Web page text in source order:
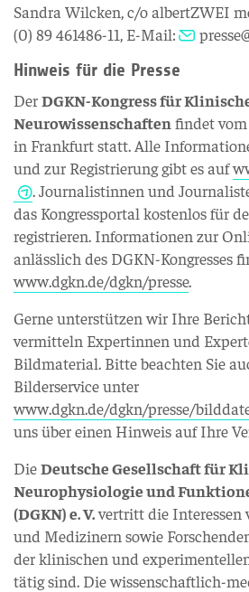
Sandra Wilcken, c/o albertZWEI
(0) 89 461486-11, E-Mail:
Hinweis für die Presse
DerDGKN-Kongress für
Neurowissenschaften findet vom
in Frankfurt statt. Alle
und zur Registrierung gibt es auf
. Journalistinnen und
das Kongressportal kostenlos für
registrieren. Informationen zur
anlässlich des DGKN-Kongresses
www.dgkn.de/dgkn/presse.
Gerne unterstützen wir Ihre
vermitteln Expertinnen und
Bildmaterial. Bitte beachten Sie
Bilderservice unter
www.dgkn.de/dgkn/presse/
uns über einen Hinweis auf Ihre
DieDeutsche Gesellschaft für
Neurophysiologie und
(DGKN) e. V.vertritt die Interessen
und Medizinern sowie
der klinischen und
tätig sind. Die wissenschaftlich-